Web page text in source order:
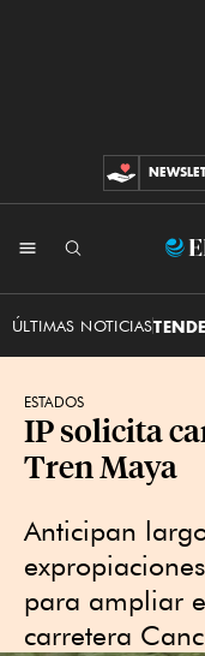
ÚLTIMAS NOTICIAS
ESTADOS
IP solicita
Tren Maya
Anticipan
para ampliar
carretera